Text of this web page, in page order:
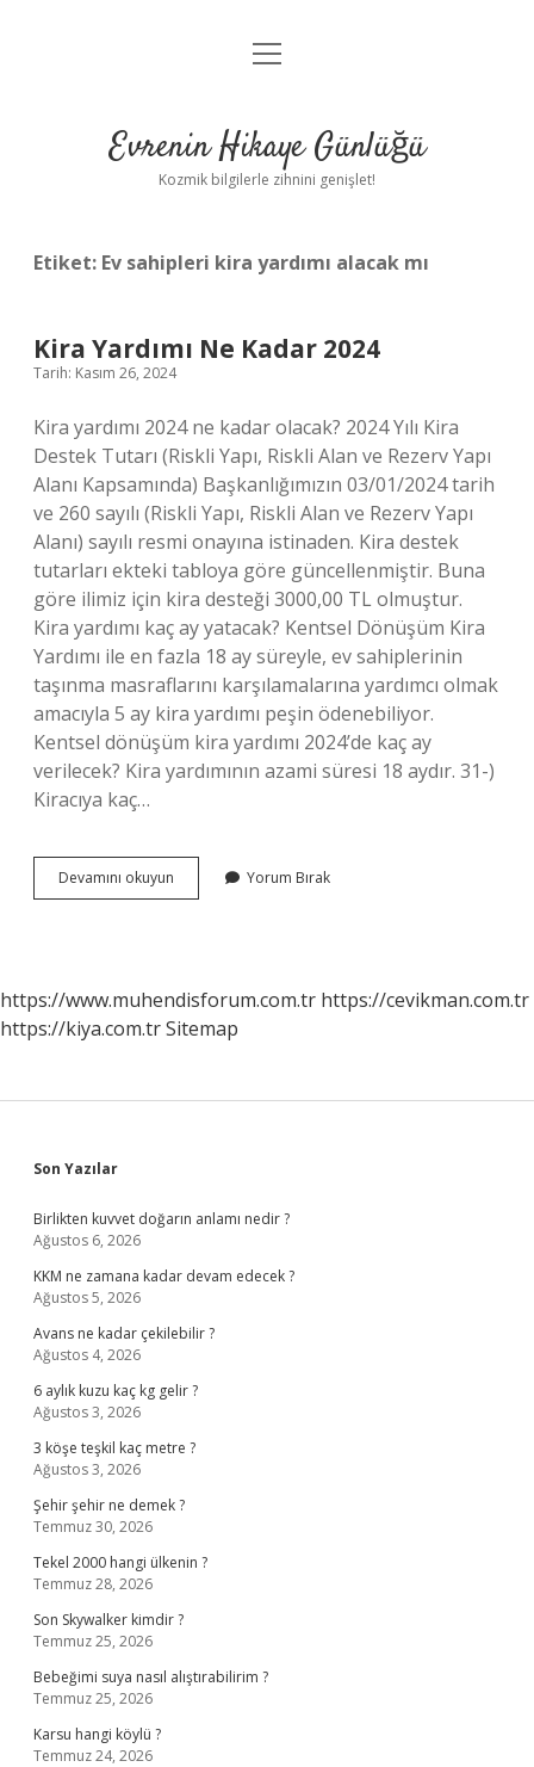
Anasayfa
Yasal Uyarı
menüyü
Evrenin Hikaye Günlüğü
Kozmik bilgilerle zihnini genişlet!
Etiket: Ev sahipleri kira yardımı alacak mı
Kira Yardımı Ne Kadar 2024
Tarih: Kasım 26, 2024
Kira yardımı 2024 ne kadar olacak? 2024 Yılı Kira
Destek Tutarı (Riskli Yapı, Riskli Alan ve Rezerv Yapı
Alanı Kapsamında) Başkanlığımızın 03/01/2024 tarih
ve 260 sayılı (Riskli Yapı, Riskli Alan ve Rezerv Yapı
Alanı) sayılı resmi onayına istinaden. Kira destek
tutarları ekteki tabloya göre güncellenmiştir. Buna
göre ilimiz için kira desteği 3000,00 TL olmuştur.
Kira yardımı kaç ay yatacak? Kentsel Dönüşüm Kira
Yardımı ile en fazla 18 ay süreyle, ev sahiplerinin
taşınma masraflarını karşılamalarına yardımcı olmak
amacıyla 5 ay kira yardımı peşin ödenebiliyor.
Kentsel dönüşüm kira yardımı 2024’de kaç ay
verilecek? Kira yardımının azami süresi 18 aydır. 31-)
Kiracıya kaç…
Devamını okuyun
Yardımı
Yorum Bırak
https://www.muhendisforum.com.tr https://cevikman.com.tr
https://kiya.com.trSitemap
Sidebar
Son Yazılar
Birlikten kuvvet doğarın anlamı nedir ?
Ağustos 6, 2026
KKM ne zamana kadar devam edecek ?
Ağustos 5, 2026
Avans ne kadar çekilebilir ?
Ağustos 4, 2026
6 aylık kuzu kaç kg gelir ?
Ağustos 3, 2026
3 köşe teşkil kaç metre ?
Ağustos 3, 2026
Şehir şehir ne demek ?
Temmuz 30, 2026
Tekel 2000 hangi ülkenin ?
Temmuz 28, 2026
Son Skywalker kimdir ?
Temmuz 25, 2026
Bebeğimi suya nasıl alıştırabilirim ?
Temmuz 25, 2026
Karsu hangi köylü ?
Temmuz 24, 2026